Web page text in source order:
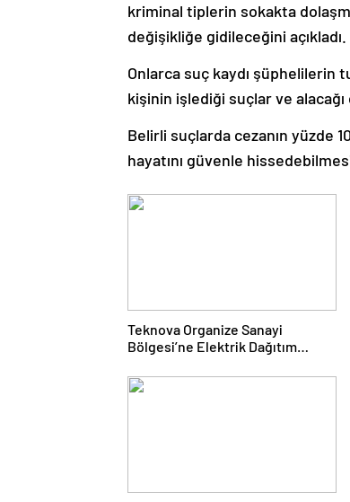
kriminal tiplerin sokakta
değişikliğe gidileceğini açıkladı.
Onlarca suç kaydı şüphelilerin
kişinin işlediği suçlar ve
Belirli suçlarda cezanın yüzde
hayatını güvenle
Teknova Organize Sanayi
Bölgesi’ne Elektrik Dağıtım